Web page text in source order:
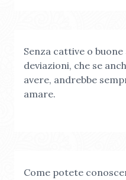
Senza cattive o
deviazioni, che se
avere, andrebbe
amare.
Come potete